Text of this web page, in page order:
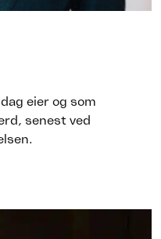
eier og som
senest ved